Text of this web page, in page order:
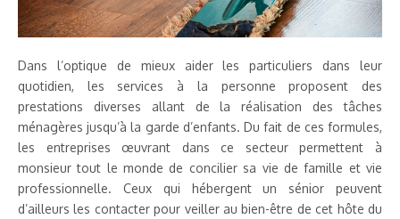
Dans l’optique de mieux aider les particuliers dans leur
quotidien, les services à la personne proposent des
prestations diverses allant de la réalisation des tâches
ménagères jusqu’à la garde d’enfants. Du fait de ces formules,
les entreprises œuvrant dans ce secteur permettent à
monsieur tout le monde de concilier sa vie de famille et vie
professionnelle. Ceux qui hébergent un sénior peuvent
d’ailleurs les contacter pour veiller au bien-être de cet hôte du